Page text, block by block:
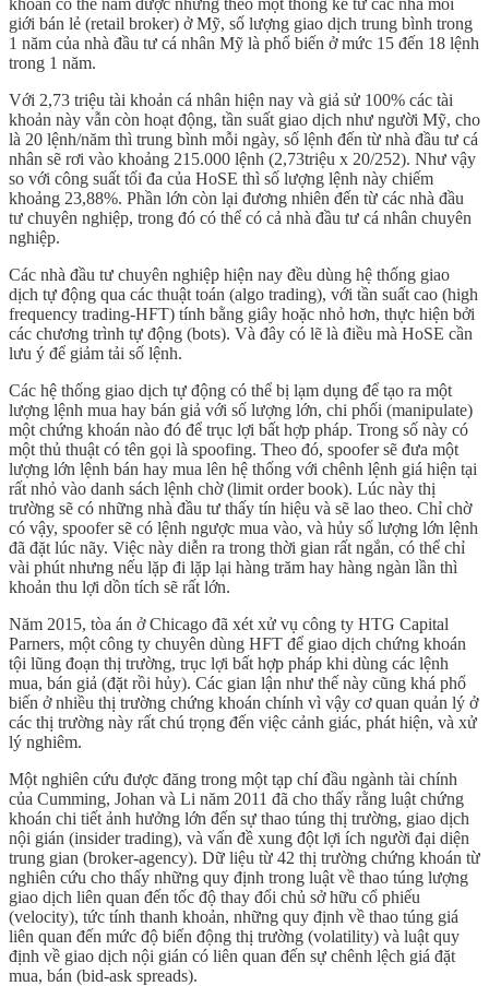
giới bán lẻ (retail broker) ở Mỹ, số lượng giao dịch trung bình trong
1 năm của nhà đầu tư cá nhân Mỹ là phổ biến ở mức 15 đến 18 lệnh
trong 1 năm.
Với 2,73 triệu tài khoản cá nhân hiện nay và giả sử 100% các tài
khoản này vẫn còn hoạt động, tần suất giao dịch như người Mỹ, cho
là 20 lệnh/năm thì trung bình mỗi ngày, số lệnh đến từ nhà đầu tư cá
nhân sẽ rơi vào khoảng 215.000 lệnh (2,73triệu x 20/252). Như vậy
so với công suất tối đa của HoSE thì số lượng lệnh này chiếm
khoảng 23,88%. Phần lớn còn lại đương nhiên đến từ các nhà đầu
tư chuyên nghiệp, trong đó có thể có cả nhà đầu tư cá nhân chuyên
nghiệp.
Các nhà đầu tư chuyên nghiệp hiện nay đều dùng hệ thống giao
dịch tự động qua các thuật toán (algo trading), với tần suất cao (high
frequency trading-HFT) tính bằng giây hoặc nhỏ hơn, thực hiện bởi
các chương trình tự động (bots). Và đây có lẽ là điều mà HoSE cần
lưu ý để giảm tải số lệnh.
Các hệ thống giao dịch tự động có thể bị lạm dụng để tạo ra một
lượng lệnh mua hay bán giả với số lượng lớn, chi phối (manipulate)
một chứng khoán nào đó để trục lợi bất hợp pháp. Trong số này có
một thủ thuật có tên gọi là spoofing. Theo đó, spoofer sẽ đưa một
lượng lớn lệnh bán hay mua lên hệ thống với chênh lệnh giá hiện tại
rất nhỏ vào danh sách lệnh chờ (limit order book). Lúc này thị
trường sẽ có những nhà đầu tư thấy tín hiệu và sẽ lao theo. Chỉ chờ
có vậy, spoofer sẽ có lệnh ngược mua vào, và hủy số lượng lớn lệnh
đã đặt lúc nãy. Việc này diễn ra trong thời gian rất ngắn, có thể chỉ
vài phút nhưng nếu lặp đi lặp lại hàng trăm hay hàng ngàn lần thì
khoản thu lợi dồn tích sẽ rất lớn.
Năm 2015, tòa án ở Chicago đã xét xử vụ công ty HTG Capital
Parners, một công ty chuyên dùng HFT để giao dịch chứng khoán
tội lũng đoạn thị trường, trục lợi bất hợp pháp khi dùng các lệnh
mua, bán giả (đặt rồi hủy). Các gian lận như thế này cũng khá phổ
biến ở nhiều thị trường chứng khoán chính vì vậy cơ quan quản lý ở
các thị trường này rất chú trọng đến việc cảnh giác, phát hiện, và xử
lý nghiêm.
Một nghiên cứu được đăng trong một tạp chí đầu ngành tài chính
của Cumming, Johan và Li năm 2011 đã cho thấy rằng luật chứng
khoán chi tiết ảnh hưởng lớn đến sự thao túng thị trường, giao dịch
nội gián (insider trading), và vấn đề xung đột lợi ích người đại diện
trung gian (broker-agency). Dữ liệu từ 42 thị trường chứng khoán từ
nghiên cứu cho thấy những quy định trong luật về thao túng lượng
giao dịch liên quan đến tốc độ thay đổi chủ sở hữu cổ phiếu
(velocity), tức tính thanh khoản, những quy định về thao túng giá
liên quan đến mức độ biến động thị trường (volatility) và luật quy
định về giao dịch nội gián có liên quan đến sự chênh lệch giá đặt
mua, bán (bid-ask spreads).